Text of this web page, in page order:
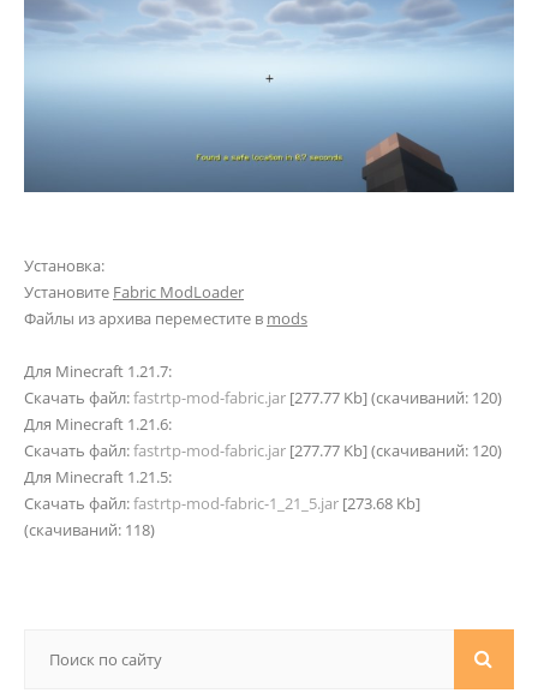
Установка:
Установите Fabric ModLoader
Файлы из архива переместите в mods
Для Minecraft 1.21.7:
Скачать файл:fastrtp-mod-fabric.jar [277.77 Kb] (cкачиваний: 120)
Для Minecraft 1.21.6:
Скачать файл:fastrtp-mod-fabric.jar [277.77 Kb] (cкачиваний: 120)
Для Minecraft 1.21.5:
Скачать файл:fastrtp-mod-fabric-1_21_5.jar
(cкачиваний: 118)